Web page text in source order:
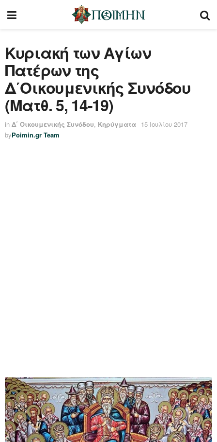
Κυριακή των Αγίων
Πατέρων της
Δ΄Οικουμενικής Συνόδου
(Ματθ. 5, 14-19)
in Δ΄ Οικουμενικής Συνόδου, Κηρύγματα
15 Ιουλίου 2017
byPoimin.gr Team